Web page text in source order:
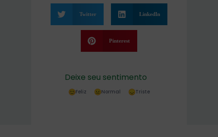
Twitter LinkedIn
Pinterest
Deixe seu sentimento
Feliz Normal Triste